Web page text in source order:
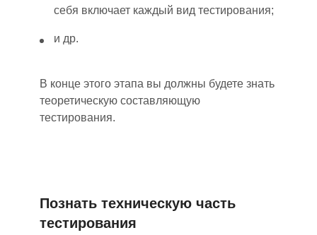
себя включает каждый вид тестирования;
и др.
В конце этого этапа вы должны будете знать
теоретическую составляющую
тестирования.
Познать техническую часть
тестирования